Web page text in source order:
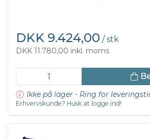
DKK 9.424,00 / stk
DKK 11.780,00 inkl. moms
Ikke på lager - Ring for
Erhvervskunde? Husk at logge ind!